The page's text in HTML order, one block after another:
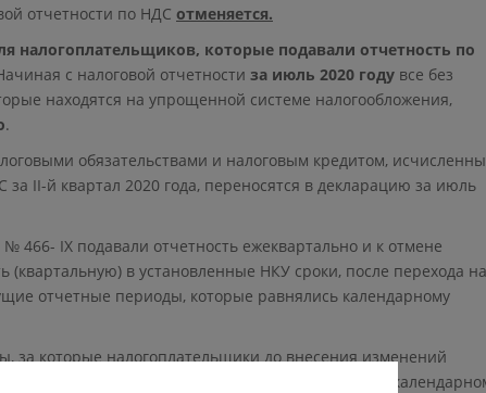
отчетности по НДС отменяется.
которые подавали отчетность по
с налоговой отчетности за июль 2020 году все без
находятся на упрощенной системе налогообложения,
.
обязательствами и налоговым кредитом,
II-й квартал 2020 года, переносятся в декларацию за июль
ІХ подавали отчетность ежеквартально и к отмене
(квартальную) в установленные НКУ сроки, после перехода на
отчетные периоды, которые равнялись календарному
которые налогоплательщики до внесения изменений
НДС, также подают за отчетный период, равный